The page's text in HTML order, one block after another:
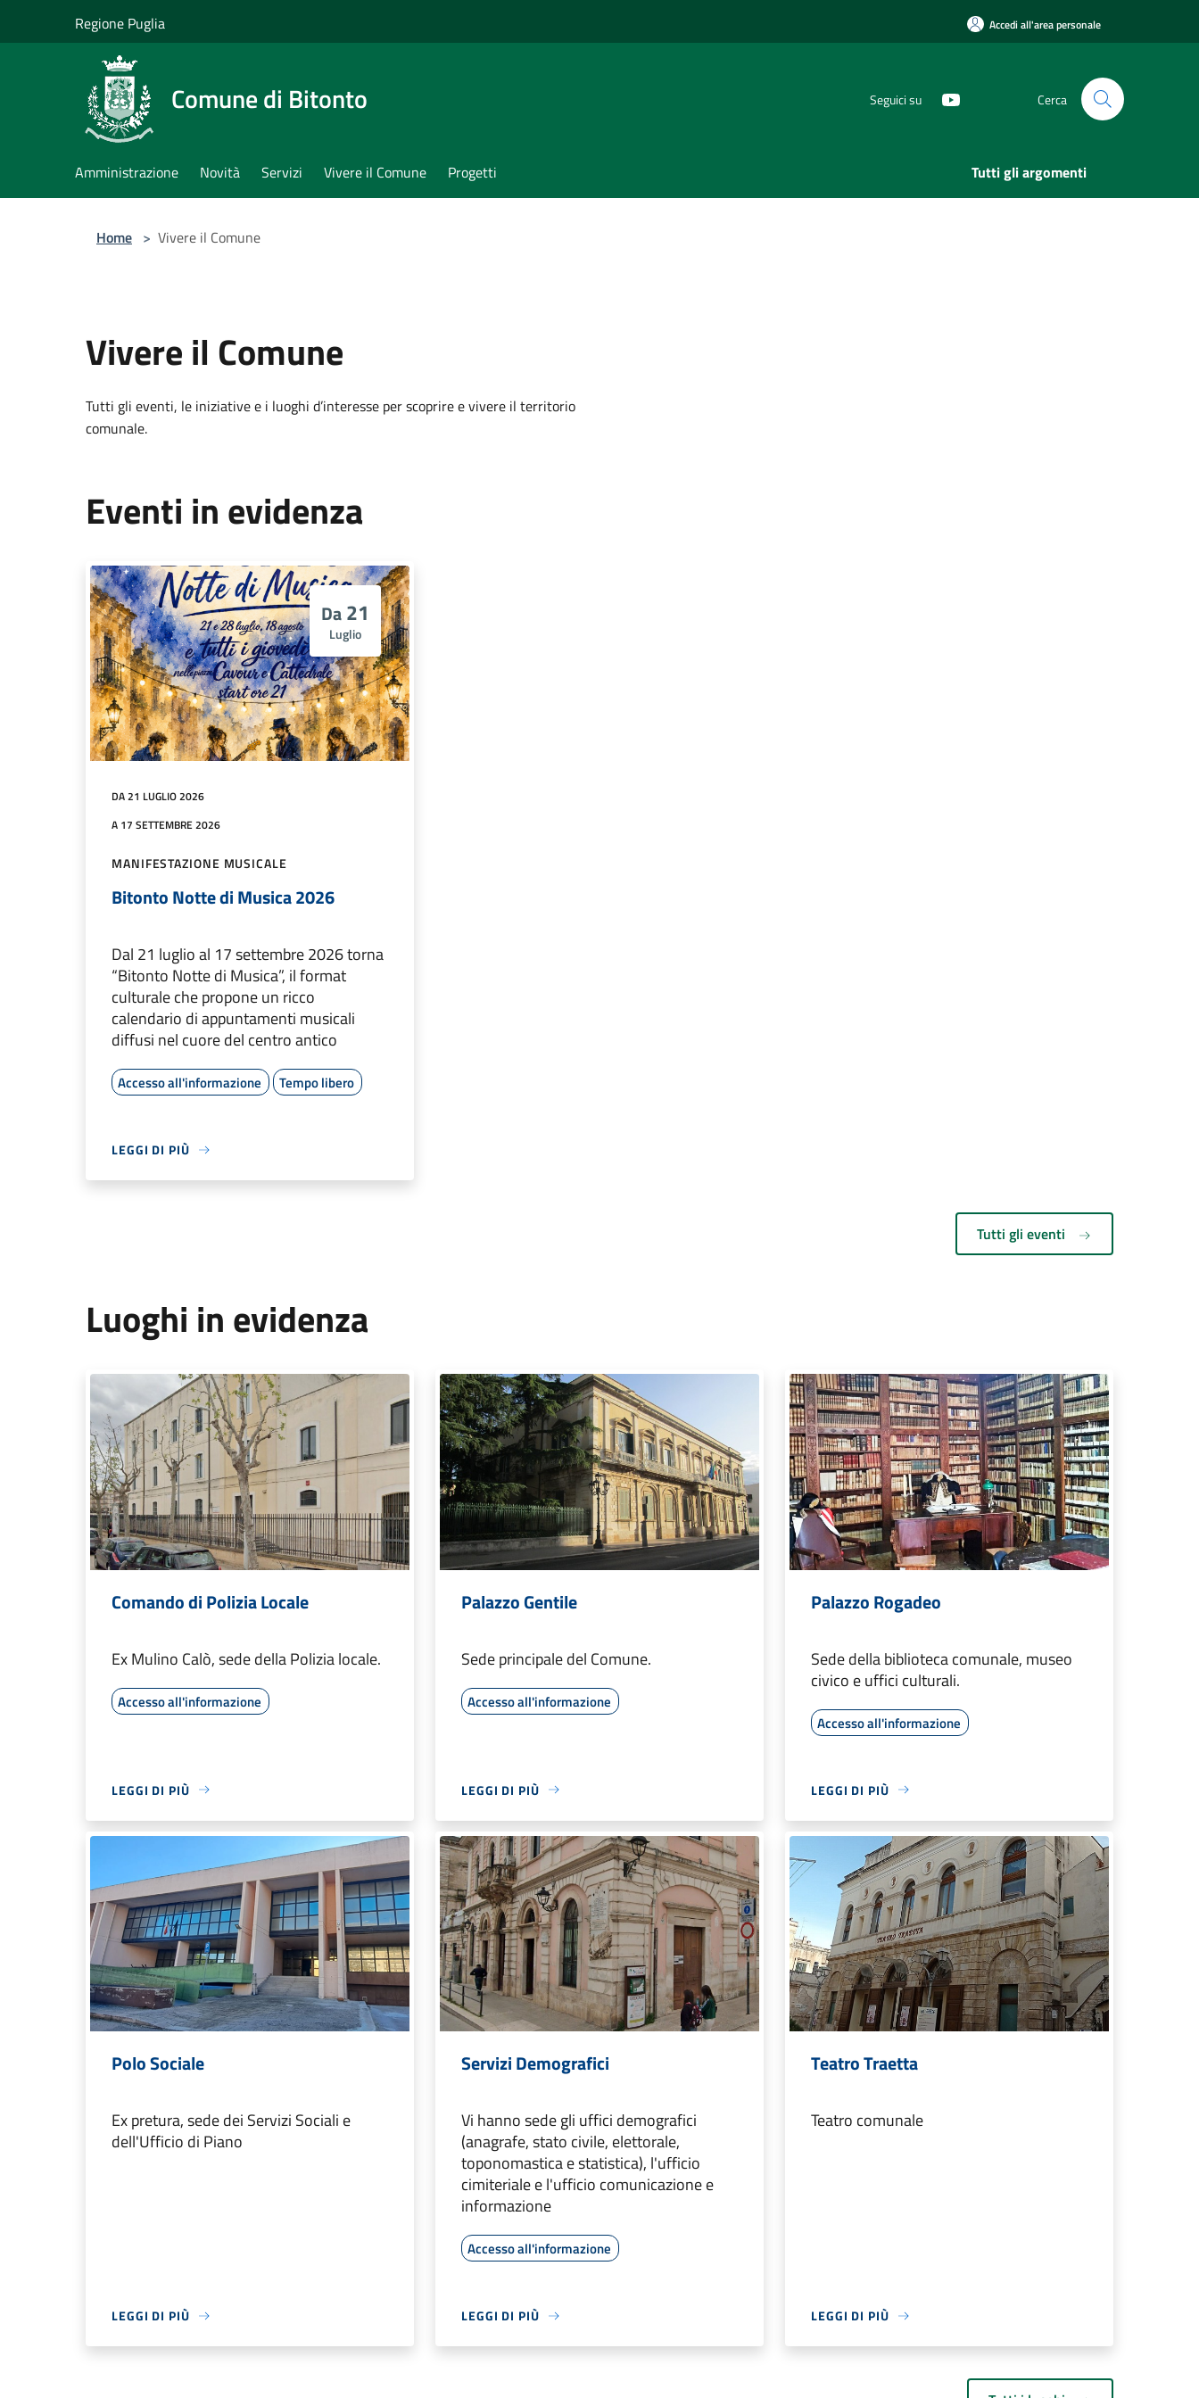
Regione Puglia Accedi all'area personale
Comune di Bitonto Seguici su Cerca
Amministrazione Novità Servizi Vivere il Comune Progetti Tutti gli argomenti
Home > Vivere il Comune
Vivere il Comune
Tutti gli eventi, le iniziative e i luoghi d’interesse per scoprire e vivere il territorio
comunale.
Eventi in evidenza
Da21
Luglio
DA 21 LUGLIO 2026
A 17 SETTEMBRE 2026
MANIFESTAZIONE MUSICALE
Bitonto Notte di Musica 2026
Dal 21 luglio al 17 settembre 2026 torna
“Bitonto Notte di Musica”, il format
culturale che propone un ricco
calendario di appuntamenti musicali
diffusi nel cuore del centro antico
Accesso all'informazione Tempo libero
LEGGI DI PIÙ
Tutti gli eventi
Luoghi in evidenza
Comando di Polizia Locale
Ex Mulino Calò, sede della Polizia locale.
Accesso all'informazione
LEGGI DI PIÙ
Palazzo Gentile
Sede principale del Comune.
Accesso all'informazione
LEGGI DI PIÙ
Palazzo Rogadeo
Sede della biblioteca comunale, museo
civico e uffici culturali.
Accesso all'informazione
LEGGI DI PIÙ
Polo Sociale
Ex pretura, sede dei Servizi Sociali e
dell'Ufficio di Piano
LEGGI DI PIÙ
Servizi Demografici
Vi hanno sede gli uffici demografici
(anagrafe, stato civile, elettorale,
toponomastica e statistica), l'ufficio
cimiteriale e l'ufficio comunicazione e
informazione
Accesso all'informazione
LEGGI DI PIÙ
Teatro Traetta
Teatro comunale
LEGGI DI PIÙ